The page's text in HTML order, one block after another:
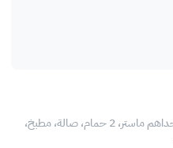
شقة للايجار في أمواج، مكونة من 2 غرفة احداهم ماستر، 2 حمام، صالة، مطبخ،